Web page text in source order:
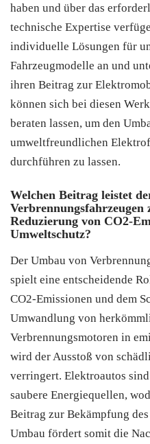
haben und über das
technische Expertise
individuelle Lösungen für
Fahrzeugmodelle an und
ihren Beitrag zur
können sich bei diesen
beraten lassen, um den
umweltfreundlichen
durchführen zu lassen.
Welchen Beitrag leistet
Reduzierung von CO2-
Umweltschutz?
Der Umbau von
spielt eine entscheidende
CO2-Emissionen und dem
Umwandlung von
Verbrennungsmotoren in
wird der Ausstoß von
verringert. Elektroautos
saubere Energiequellen,
Beitrag zur Bekämpfung
Umbau fördert somit die